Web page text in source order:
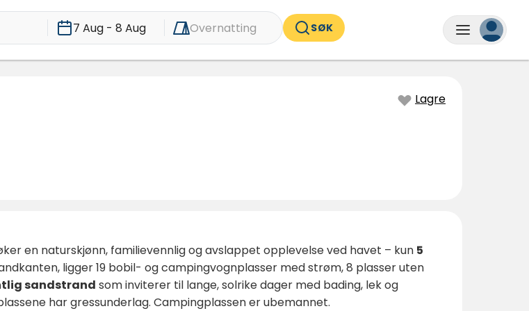
7 Aug - 8 Aug Overnatting SØK
Lagre
en naturskjønn, familievennlig og avslappet opplevelse ved havet – kun 5
ligger 19 bobil- og campingvognplasser med strøm, 8 plasser uten
sandstrand som inviterer til lange, solrike dager med bading, lek og
har gressunderlag. Campingplassen er ubemannet.